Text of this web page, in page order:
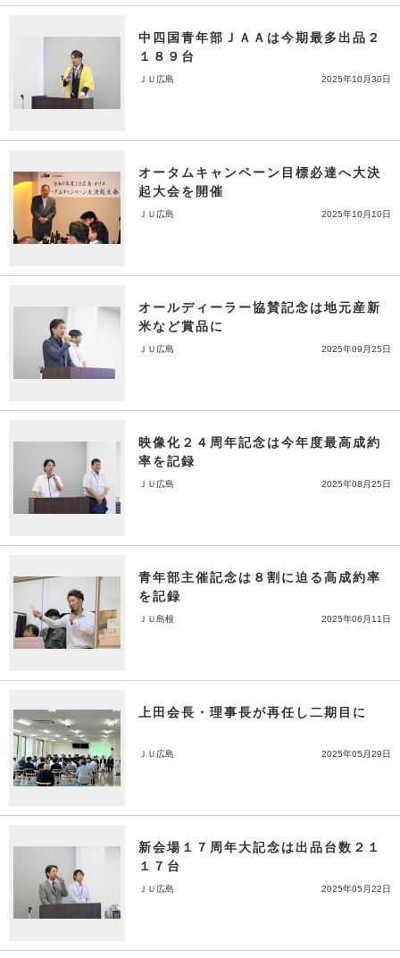
中四国青年部ＪＡＡは今期最多出品２
１８９台
ＪＵ広島 2025年10月30日
オータムキャンペーン目標必達へ大決
起大会を開催
ＪＵ広島 2025年10月10日
オールディーラー協賛記念は地元産新
米など賞品に
ＪＵ広島 2025年09月25日
映像化２４周年記念は今年度最高成約
率を記録
ＪＵ広島 2025年08月25日
青年部主催記念は８割に迫る高成約率
を記録
ＪＵ島根 2025年06月11日
上田会長・理事長が再任し二期目に
ＪＵ広島 2025年05月29日
新会場１７周年大記念は出品台数２１
１７台
ＪＵ広島 2025年05月22日